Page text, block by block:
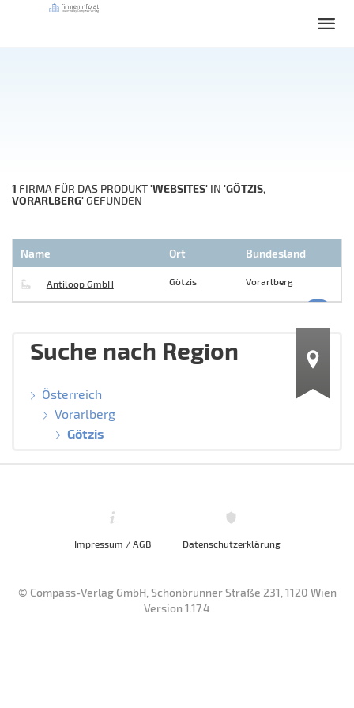
1 FIRMA FÜR DAS PRODUKT'WEBSITES' IN 'GÖTZIS,
VORARLBERG'GEFUNDEN
Name Ort Bundesland
Antiloop GmbH Götzis Vorarlberg
Suche nach Region
Österreich
Vorarlberg
Götzis
Impressum / AGB Datenschutzerklärung
© Compass-Verlag GmbH, Schönbrunner Straße 231, 1120 Wien
Version 1.17.4